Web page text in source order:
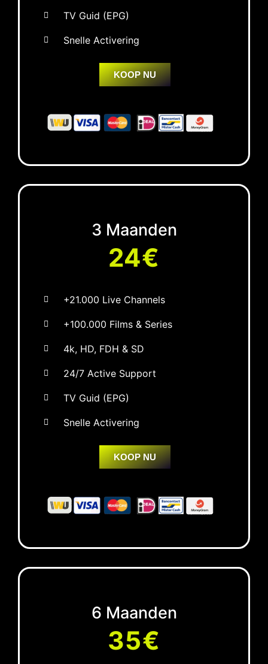
TV Guid (EPG)
Snelle Activering
KOOP NU
3 Maanden
24€
+21.000 Live Channels
+100.000 Films & Series
4k, HD, FDH & SD
24/7 Active Support
TV Guid (EPG)
Snelle Activering
KOOP NU
6 Maanden
35€